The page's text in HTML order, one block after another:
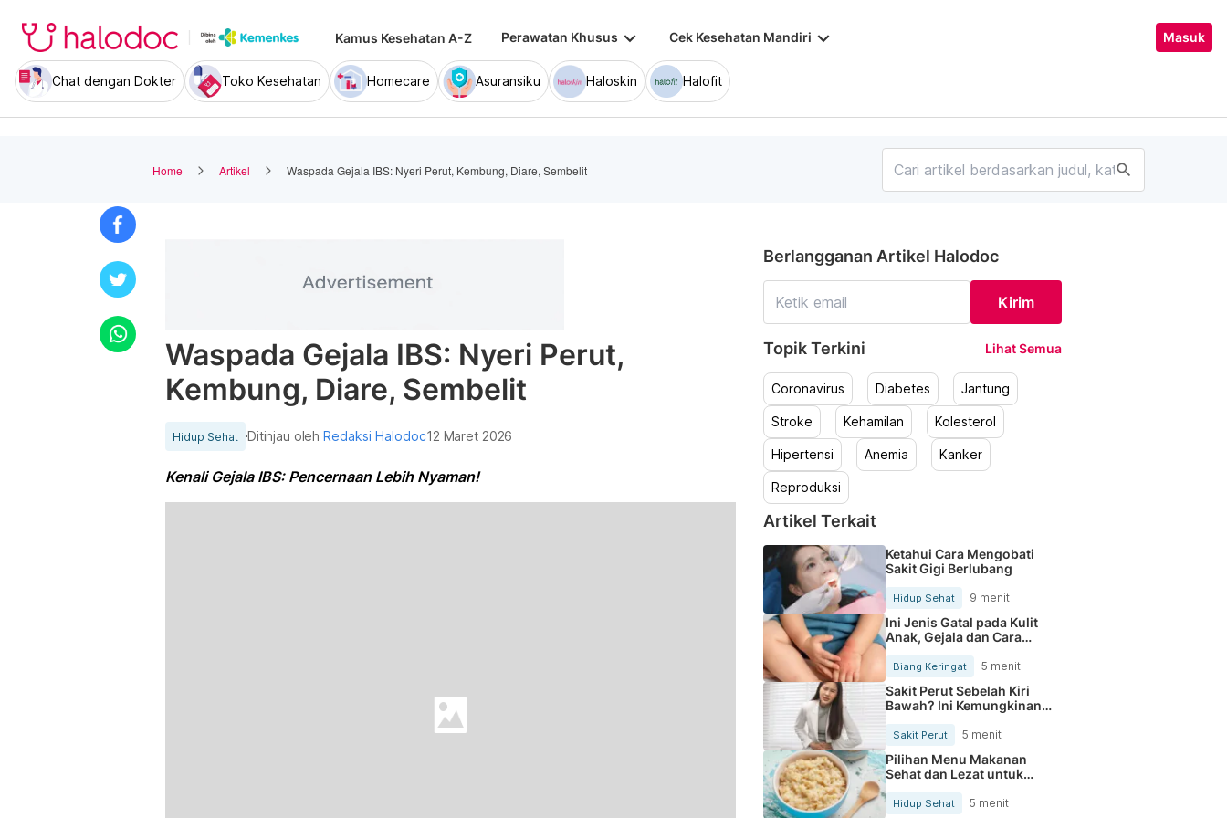
Kamus Kesehatan A-Z Perawatan Khusus keyboard_arrow_down Cek Kesehatan Mandiri keyboard_arrow_down Masuk
Chat dengan Dokter Toko Kesehatan Homecare Asuransiku Haloskin Halofit
Home Artikel Waspada Gejala IBS: Nyeri Perut, Kembung, Diare, Sembelit search
Waspada Gejala IBS: Nyeri Perut,
Kembung, Diare, Sembelit
Hidup Sehat Ditinjau olehRedaksi Halodoc12 Maret 2026
Kenali Gejala IBS: Pencernaan Lebih Nyaman!
Berlangganan Artikel Halodoc
Kirim
Topik Terkini Lihat Semua
Coronavirus Diabetes Jantung
Stroke Kehamilan Kolesterol
Hipertensi Anemia Kanker
Reproduksi
Artikel Terkait
Ketahui Cara Mengobati
Sakit Gigi Berlubang
Hidup Sehat 9 menit
Ini Jenis Gatal pada Kulit
Anak, Gejala dan Cara
Mengobatinya
Biang Keringat 5 menit
Sakit Perut Sebelah Kiri
Bawah? Ini Kemungkinan
Sakit Perut 5 menit
Pilihan Menu Makanan
Sehat dan Lezat untuk
Mengurangi Kolesterol
Hidup Sehat 5 menit